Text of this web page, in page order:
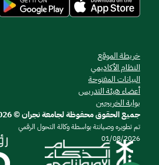
خريطة الموقع
النظام الأكاديمي
البيانات المفتوحة
أعضاء هيئة التدريس
بوابة الخريجين
جميع الحقوق محفوظة لجامعة نجران © 2026
تم تطويره وصيانتة بواسطة وكالة التحول الرقمي
01/08/2026